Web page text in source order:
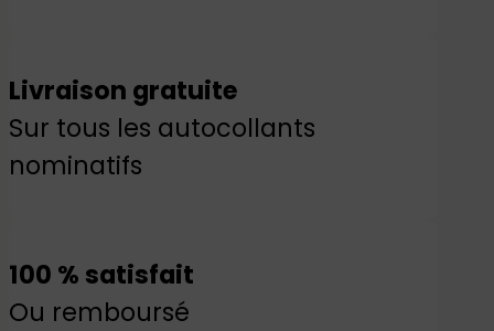
Livraison gratuite
Sur tous les autocollants
nominatifs
100 % satisfait
Ou remboursé